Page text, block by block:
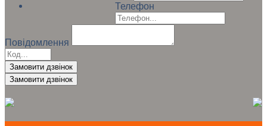
Телефон
Повідомлення
Замовити дзвінок